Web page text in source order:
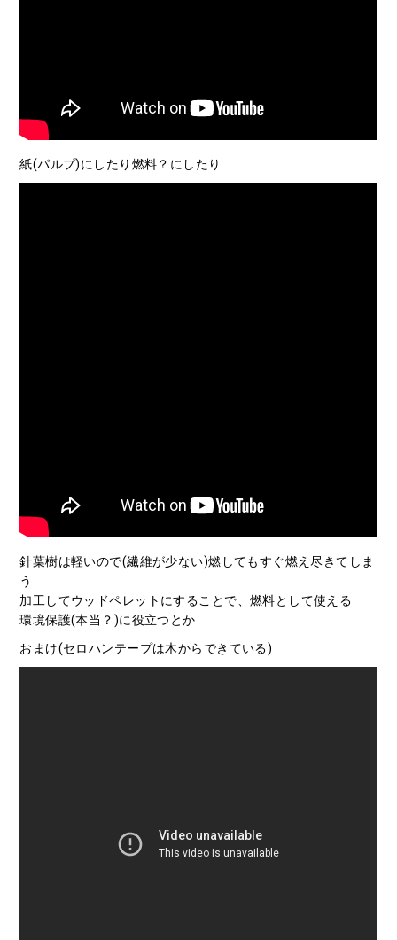
紙(パルプ)にしたり燃料？にしたり
針葉樹は軽いので(繊維が少ない)燃してもすぐ燃え尽きてしま
う
加工してウッドペレットにすることで、燃料として使える
環境保護(本当？)に役立つとか
おまけ(セロハンテープは木からできている)